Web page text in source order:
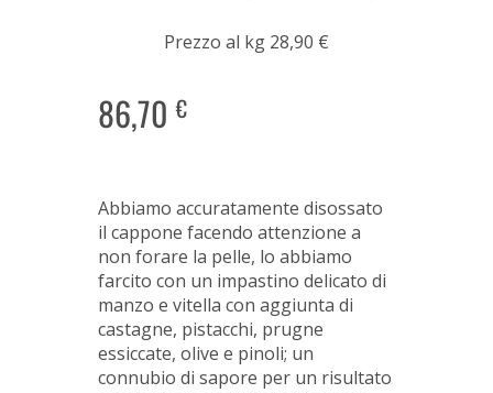
Prezzo al kg 28,90 €
86,70€
Abbiamo accuratamente disossato
il cappone facendo attenzione a
non forare la pelle, lo abbiamo
farcito con un impastino delicato di
manzo e vitella con aggiunta di
castagne, pistacchi, prugne
essiccate, olive e pinoli; un
connubio di sapore per un risultato